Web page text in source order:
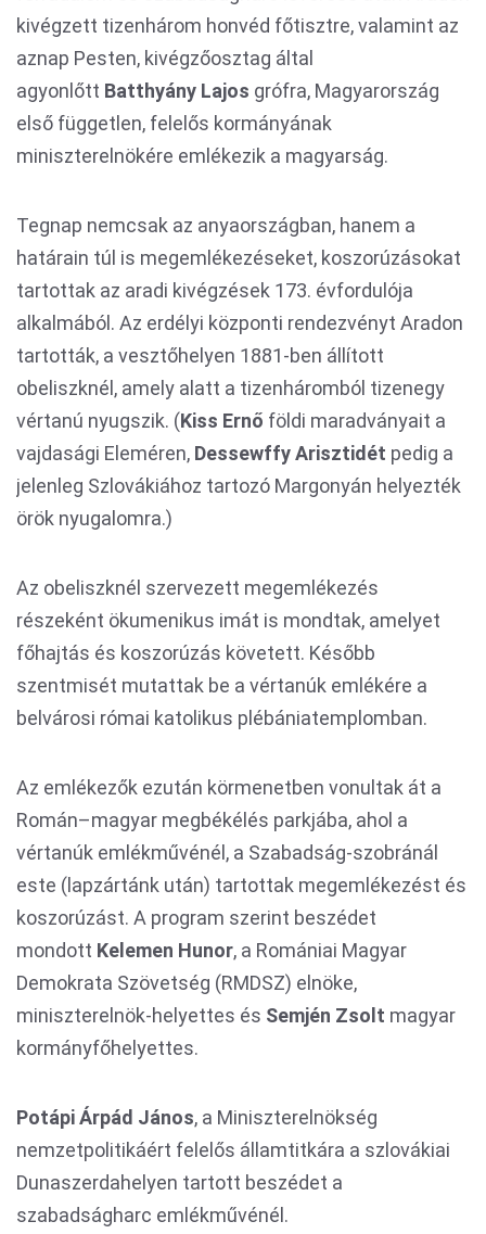
kivégzett tizenhárom honvéd főtisztre, valamint az
aznap Pesten, kivégzőosztag által
agyonlőtt Batthyány Lajos grófra, Magyarország
első független, felelős kormányának
miniszterelnökére emlékezik a magyarság.
Tegnap nemcsak az anyaországban, hanem a
határain túl is megemlékezéseket, koszorúzásokat
tartottak az aradi kivégzések 173. évfordulója
alkalmából. Az erdélyi központi rendezvényt Aradon
tartották, a vesztőhelyen 1881-ben állított
obeliszknél, amely alatt a tizenháromból tizenegy
vértanú nyugszik. (Kiss Ernő földi maradványait a
vajdasági Eleméren, Dessewffy Arisztidét pedig a
jelenleg Szlovákiához tartozó Margonyán helyezték
örök nyugalomra.)
Az obeliszknél szervezett megemlékezés
részeként ökumenikus imát is mondtak, amelyet
főhajtás és koszorúzás követett. Később
szentmisét mutattak be a vértanúk emlékére a
belvárosi római katolikus plébániatemplomban.
Az emlékezők ezután körmenetben vonultak át a
Román–magyar megbékélés parkjába, ahol a
vértanúk emlékművénél, a Szabadság-szobránál
este (lapzártánk után) tartottak megemlékezést és
koszorúzást. A program szerint beszédet
mondott Kelemen Hunor, a Romániai Magyar
Demokrata Szövetség (RMDSZ) elnöke,
miniszterelnök-helyettes és Semjén Zsolt magyar
kormányfőhelyettes.
Potápi Árpád János, a Miniszterelnökség
nemzetpolitikáért felelős államtitkára a szlovákiai
Dunaszerdahelyen tartott beszédet a
szabadságharc emlékművénél.